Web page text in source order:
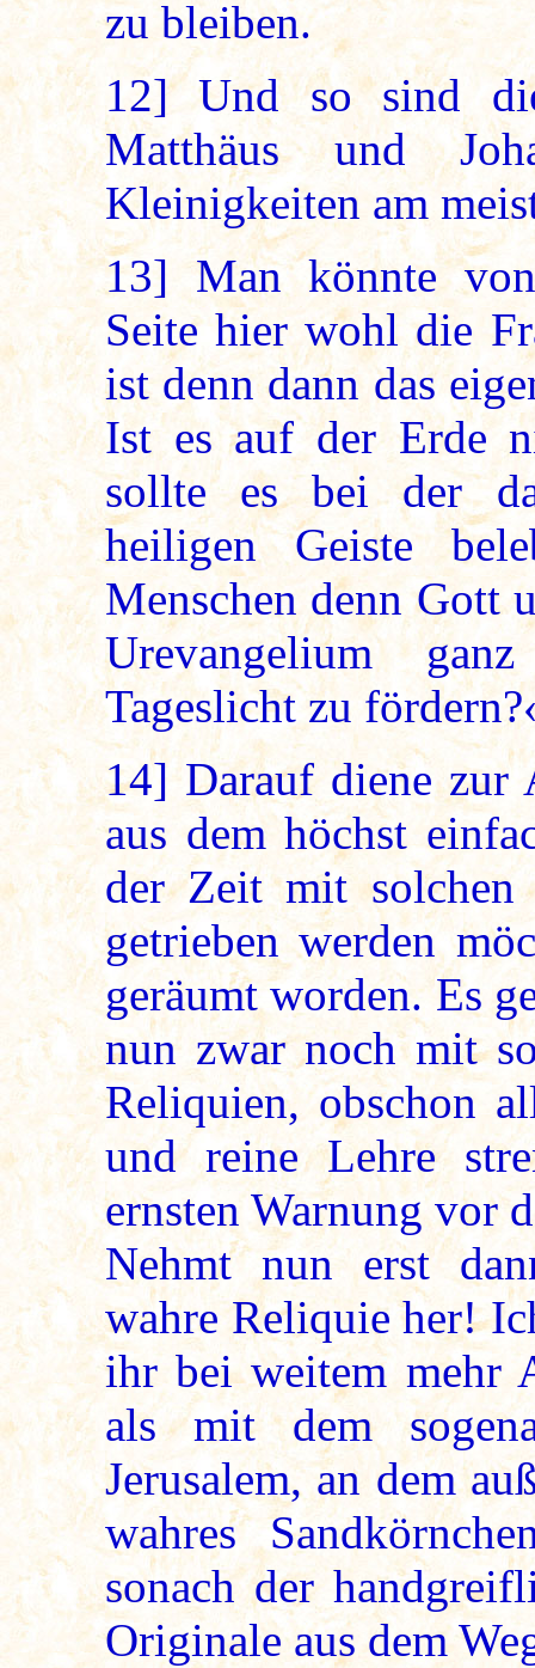
zu bleiben.
12]Und so sind die
Matthäus und
Kleinigkeiten am
13] Man könnte von
Seite hier wohl die
ist denn dann das
Ist es auf der Erde
sollte es bei der
heiligen Geiste
Menschen denn Gott
Urevangelium
Tageslicht zu
14]Darauf diene zur
aus dem höchst
der Zeit mit solchen
getrieben werden
geräumt worden. Es
nun zwar noch mit
Reliquien, obschon
und reine Lehre
ernsten Warnung vor
Nehmt nun erst
wahre Reliquie her!
ihr bei weitem mehr
als mit dem
Jerusalem, an dem
wahres
sonach der
Originale aus dem